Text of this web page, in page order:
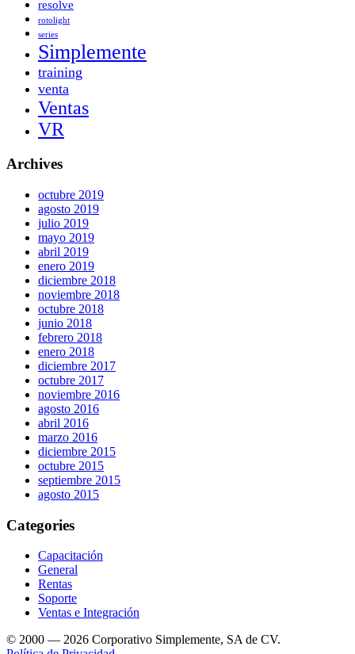
resolve
rotolight
series
Simplemente
training
venta
Ventas
VR
Archives
octubre 2019
agosto 2019
julio 2019
mayo 2019
abril 2019
enero 2019
diciembre 2018
noviembre 2018
octubre 2018
junio 2018
febrero 2018
enero 2018
diciembre 2017
octubre 2017
noviembre 2016
agosto 2016
abril 2016
marzo 2016
diciembre 2015
octubre 2015
septiembre 2015
agosto 2015
Categories
Capacitación
General
Rentas
Soporte
Ventas e Integración
© 2000 — 2026 Corporativo Simplemente, SA de CV.